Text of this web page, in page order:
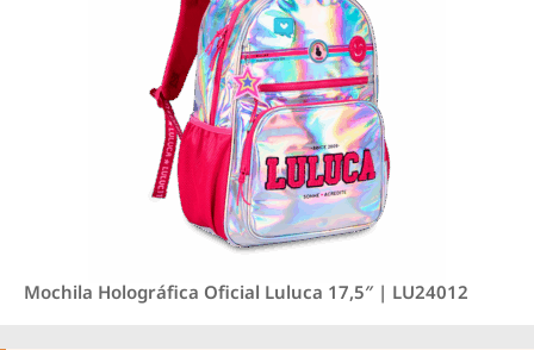
Mochila Holográfica Oficial Luluca 17,5″ | LU24012